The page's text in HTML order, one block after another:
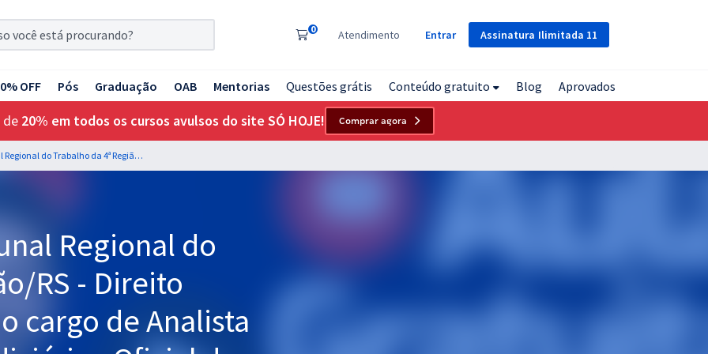
Assinatura Ilimitada 11
0 Atendimento Entrar
OFF Pós Graduação OAB Mentorias Questões grátis Conteúdo gratuito Blog Aprovados
de 20% em todos os cursos avulsos do site SÓ HOJE! Comprar agora
TRT 4ª Região - Tribunal Regional do Trabalho da 4ª Região/RS - Direito Administrativo para o cargo de Analista Judiciário - Área Judiciária - Oficial de Justiça Avaliador Federal - Professor Matheus Carvalho Vídeos & Professor Gustavo Scatolino (PDF'S)
Regional do
RS - Direito
cargo de Analista